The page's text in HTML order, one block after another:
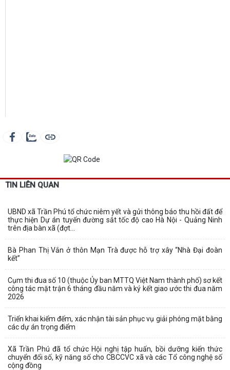
TIN LIÊN QUAN
UBND xã Trần Phú tổ chức niêm yết và gửi thông báo thu hồi đất để
thực hiện Dự án tuyến đường sắt tốc độ cao Hà Nội - Quảng Ninh
trên địa bàn xã (đợt...
Bà Phan Thị Vắn ở thôn Mạn Trà được hỗ trợ xây “Nhà Đại đoàn
kết”
Cụm thi đua số 10 (thuộc Ủy ban MTTQ Việt Nam thành phố) sơ kết
công tác mặt trận 6 tháng đầu năm và ký kết giao ước thi đua năm
2026
Triển khai kiểm đếm, xác nhận tài sản phục vụ giải phóng mặt bằng
các dự án trọng điểm
Xã Trần Phú đã tổ chức Hội nghị tập huấn, bồi dưỡng kiến thức
chuyển đổi số, kỹ năng số cho CBCCVC xã và các Tổ công nghệ số
cộng đồng